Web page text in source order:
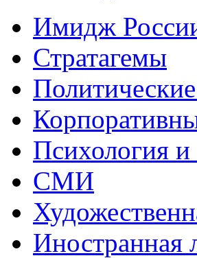
Имидж
Стратагемы
Психология
СМИ
Иностранная